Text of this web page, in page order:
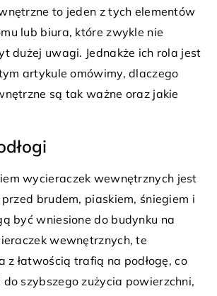
to jeden z tych elementów
lub biura, które zwykle nie
dużej uwagi. Jednakże ich rola jest
artykule omówimy, dlaczego
są tak ważne oraz jakie
wycieraczek wewnętrznych jest
brudem, piaskiem, śniegiem i
być wniesione do budynku na
wewnętrznych, te
z łatwością trafią na podłogę, co
szybszego zużycia powierzchni,